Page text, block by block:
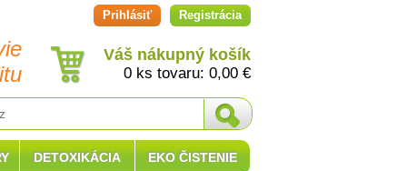
Prihlásiť Registrácia
Váš nákupný košík
0 ks tovaru: 0,00 €
DETOXIKÁCIA EKO ČISTENIE